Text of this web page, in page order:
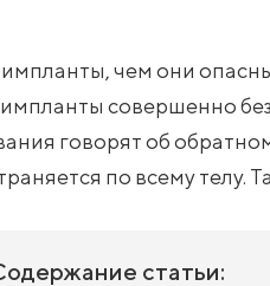
чем они
совершенно
говорят об
по всему телу.
статьи: